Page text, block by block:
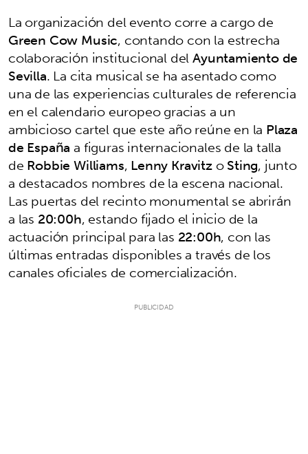
La organización del evento corre a cargo de
Green Cow Music, contando con la estrecha
colaboración institucional delAyuntamiento de
Sevilla. La cita musical se ha asentado como
una de las experiencias culturales de referencia
en el calendario europeo gracias a un
ambicioso cartel que este año reúne en la Plaza
de Españaa figuras internacionales de la talla
deRobbie Williams,Lenny KravitzoSting, junto
a destacados nombres de la escena nacional.
Las puertas del recinto monumental se abrirán
a las 20:00h, estando fijado el inicio de la
actuación principal para las 22:00h, con las
últimas entradas disponibles a través de los
canales oficiales de comercialización.